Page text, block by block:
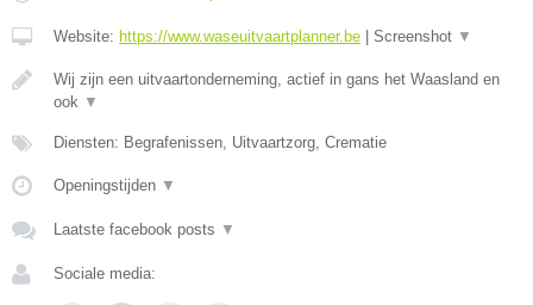
Website: https://www.waseuitvaartplanner.be Screenshot ▼
Wij zijn een uitvaartonderneming, actief in gans het Waasland en
ook ▼
Diensten: Begrafenissen, Uitvaartzorg, Crematie
Openingstijden ▼
Laatste facebook posts ▼
Sociale media: